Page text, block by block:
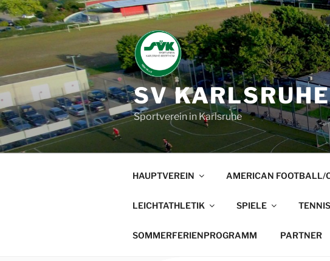
Zum
Inhalt
springen
SV
Sportverein in Karlsruhe
HAUPTVEREIN AMERICAN FOOTBALL/
LEICHTATHLETIK SPIELE TENNIS
SOMMERFERIENPROGRAMM PARTNER